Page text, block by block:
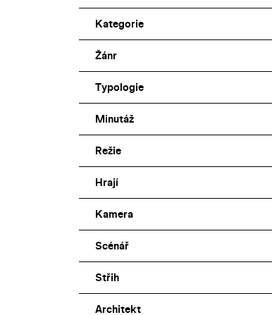
Kategorie
Žánr
Typologie
Minutáž
Režie
Hrají
Kamera
Scénář
Střih
Architekt